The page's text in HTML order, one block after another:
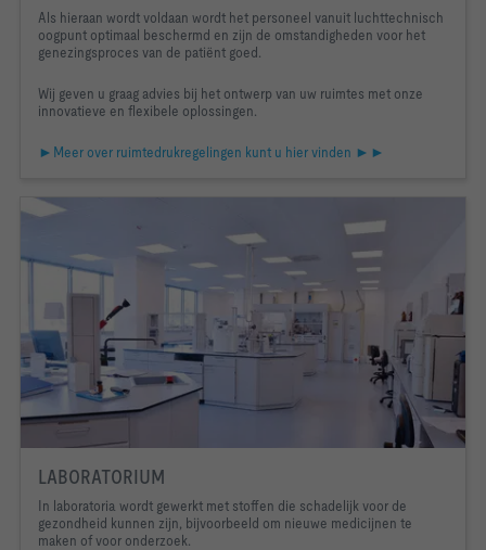
Als hieraan wordt voldaan wordt het personeel vanuit luchttechnisch
oogpunt optimaal beschermd en zijn de omstandigheden voor het
genezingsproces van de patiënt goed.
Wij geven u graag advies bij het ontwerp van uw ruimtes met onze
innovatieve en flexibele oplossingen.
►Meer over ruimtedrukregelingen kunt u hier vinden ►►
LABORATORIUM
In laboratoria wordt gewerkt met stoffen die schadelijk voor de
gezondheid kunnen zijn, bijvoorbeeld om nieuwe medicijnen te
maken of voor onderzoek.